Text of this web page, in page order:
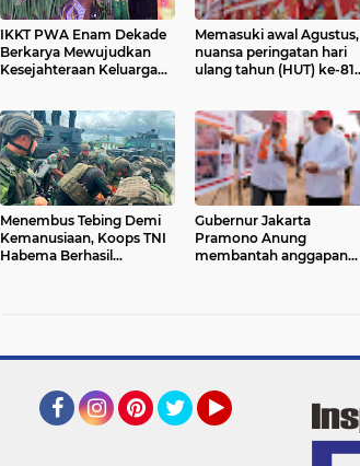
IKKT PWA Enam Dekade
Berkarya Mewujudkan
Kesejahteraan Keluarga
Memasuki awal Agustus,
nuansa peringatan hari
ulang tahun (HUT) ke-81
Menembus Tebing Demi
Kemanusiaan, Koops TNI
Habema Berhasil
Gubernur Jakarta
Pramono Anung
membantah anggapan